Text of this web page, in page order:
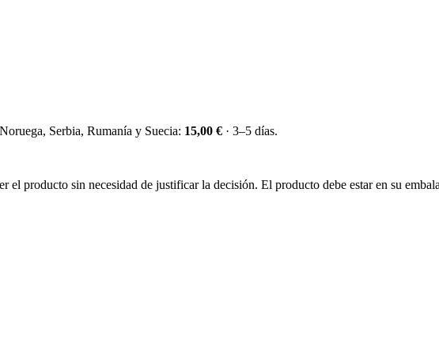
Serbia, Rumanía y Suecia: 15,00 € · 3–5 días.
el producto sin necesidad de justificar la decisión. El producto debe estar en su